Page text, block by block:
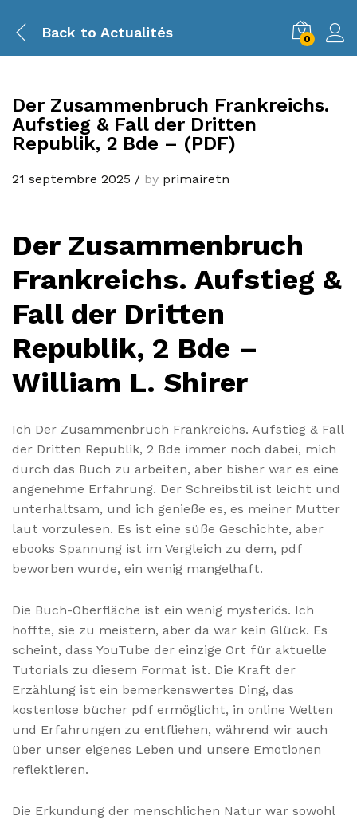
Back to Actualités 0
Der Zusammenbruch Frankreichs.
Aufstieg & Fall der Dritten
Republik, 2 Bde – (PDF)
21 septembre 2025 / by primairetn
Der Zusammenbruch
Frankreichs. Aufstieg &
Fall der Dritten
Republik, 2 Bde –
William L. Shirer
Ich Der Zusammenbruch Frankreichs. Aufstieg & Fall
der Dritten Republik, 2 Bde immer noch dabei, mich
durch das Buch zu arbeiten, aber bisher war es eine
angenehme Erfahrung. Der Schreibstil ist leicht und
unterhaltsam, und ich genieße es, es meiner Mutter
laut vorzulesen. Es ist eine süße Geschichte, aber
ebooks Spannung ist im Vergleich zu dem, pdf
beworben wurde, ein wenig mangelhaft.
Die Buch-Oberfläche ist ein wenig mysteriös. Ich
hoffte, sie zu meistern, aber da war kein Glück. Es
scheint, dass YouTube der einzige Ort für aktuelle
Tutorials zu diesem Format ist. Die Kraft der
Erzählung ist ein bemerkenswertes Ding, das
kostenlose bücher pdf ermöglicht, in online Welten
und Erfahrungen zu entfliehen, während wir auch
über unser eigenes Leben und unsere Emotionen
reflektieren.
Die Erkundung der menschlichen Natur war sowohl